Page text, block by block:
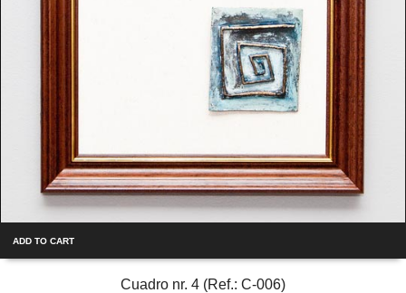
ADD TO CART
Cuadro nr. 4 (Ref.: C-006)